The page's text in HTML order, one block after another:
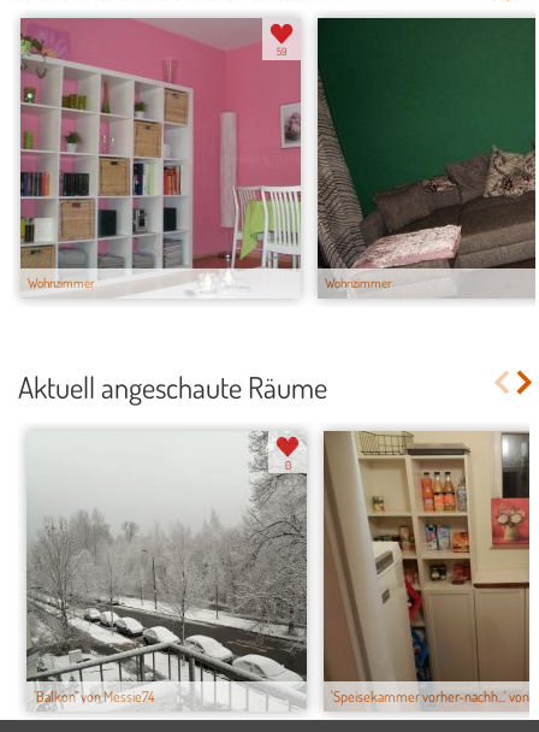
Wohnzimmer
59
Wohnzimmer
Aktuell angeschaute Räume
'Balkon' von Messie74
0
'Speisekammer vorher-nachh...' von